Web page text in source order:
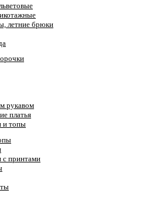
летние брюки
рукавом
платья
и топы
с принтами